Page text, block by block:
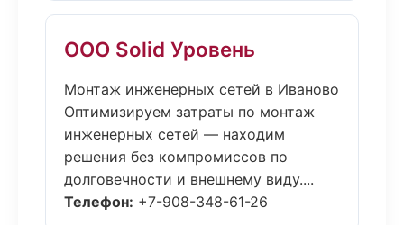
ООО Solid Уровень
Монтаж инженерных сетей в Иваново
Оптимизируем затраты по монтаж
инженерных сетей — находим
решения без компромиссов по
долговечности и внешнему виду....
Телефон: +7-908-348-61-26